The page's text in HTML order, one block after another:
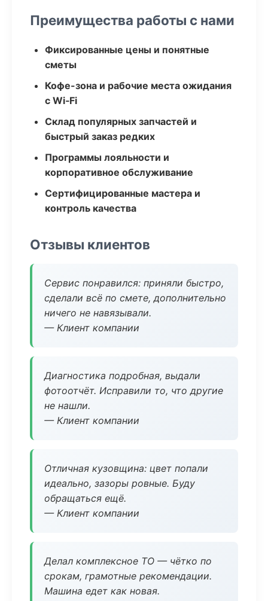
Преимущества работы с нами
Фиксированные цены и понятные
сметы
Кофе-зона и рабочие места ожидания
с Wi‑Fi
Склад популярных запчастей и
быстрый заказ редких
Программы лояльности и
корпоративное обслуживание
Сертифицированные мастера и
контроль качества
Отзывы клиентов
Сервис понравился: приняли быстро,
сделали всё по смете, дополнительно
ничего не навязывали.
— Клиент компании
Диагностика подробная, выдали
фотоотчёт. Исправили то, что другие
не нашли.
— Клиент компании
Отличная кузовщина: цвет попали
идеально, зазоры ровные. Буду
обращаться ещё.
— Клиент компании
Делал комплексное ТО — чётко по
срокам, грамотные рекомендации.
Машина едет как новая.